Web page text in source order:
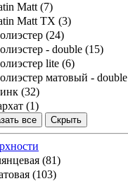
Matt (7)
Matt TX (3)
(24)
- double (15)
lite (6)
матовый - double
(32)
(1)
все Скрыть
(81)
(103)